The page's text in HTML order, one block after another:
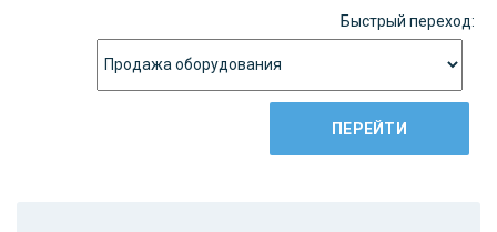
Быстрый переход: